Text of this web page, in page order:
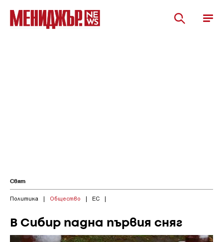
Свят
Политика | Общество | ЕС |
В Сибир падна първия сняг